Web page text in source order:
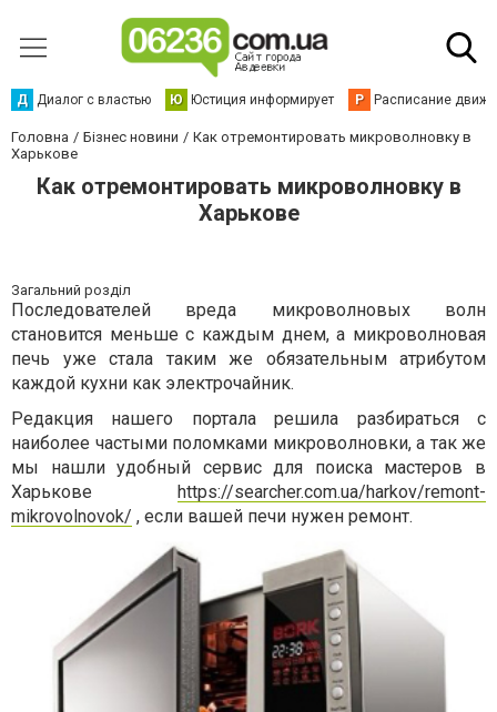
Д Диалог с властью Ю Юстиция информирует Р Расписание
Головна Бізнес новини
Как отремонтировать микроволновку в
Харькове
Как отремонтировать микроволновку в
Харькове
Загальний розділ
Последователей вреда микроволновых волн
становится меньше с каждым днем, а микроволновая
печь уже стала таким же обязательным атрибутом
каждой кухни как электрочайник.
Редакция нашего портала решила разбираться с
наиболее частыми поломками микроволновки, а так же
мы нашли удобный сервис для поиска мастеров в
Харькове https://searcher.com.ua/harkov/remont-
mikrovolnovok/ , если вашей печи нужен ремонт.